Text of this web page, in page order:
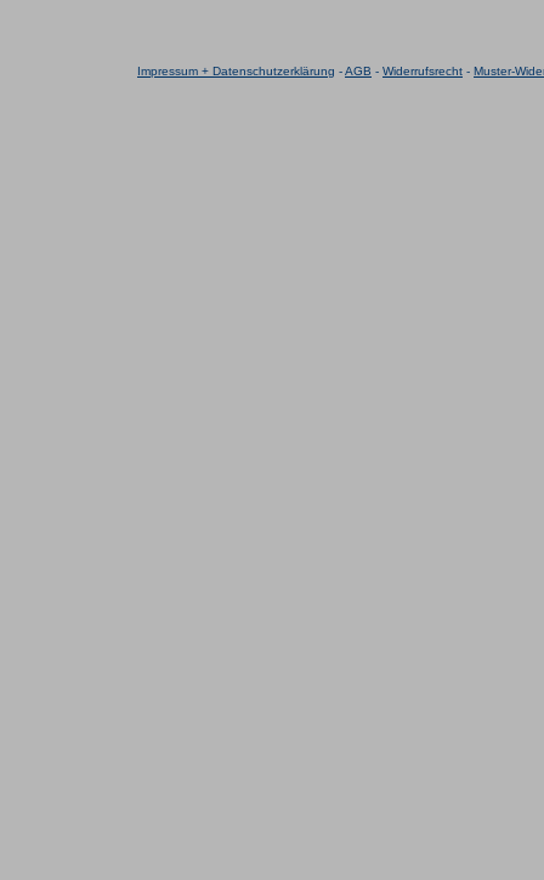
Impressum + Datenschutzerklärung -AGB - Widerrufsrecht - Muster-